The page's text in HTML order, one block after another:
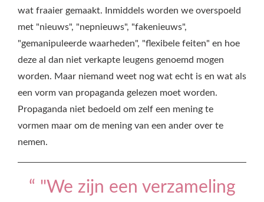
wat fraaier gemaakt. Inmiddels worden we overspoeld
met "nieuws", "nepnieuws", "fakenieuws",
"gemanipuleerde waarheden", "flexibele feiten" en hoe
deze al dan niet verkapte leugens genoemd mogen
worden. Maar niemand weet nog wat echt is en wat als
een vorm van propaganda gelezen moet worden.
Propaganda niet bedoeld om zelf een mening te
vormen maar om de mening van een ander over te
nemen.
“ "We zijn een verzameling